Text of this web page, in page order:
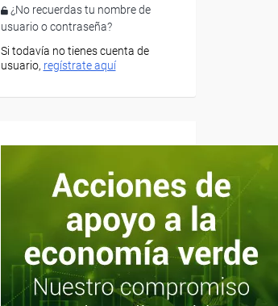
¿No recuerdas tu nombre de
usuario o contraseña?
Si todavía no tienes cuenta de
usuario, regístrate aquí